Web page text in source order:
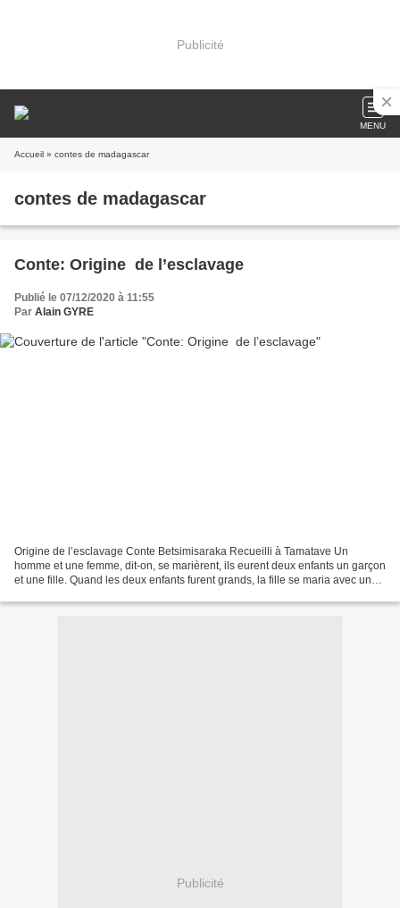
Publicité
MENU
Accueil » contes de madagascar
contes de madagascar
Conte: Origine de l’esclavage
Publié le 07/12/2020 à 11:55
Par Alain GYRE
Origine de l’esclavage Conte Betsimisaraka Recueilli à Tamatave Un
homme et une femme, dit-on, se marièrent, ils eurent deux enfants un garçon
et une fille. Quand les deux enfants furent grands, la fille se maria avec un
Publicité